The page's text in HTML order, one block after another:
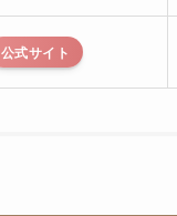
公式サイト